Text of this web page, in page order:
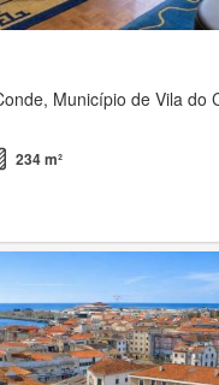
Município de Vila do
234 m²